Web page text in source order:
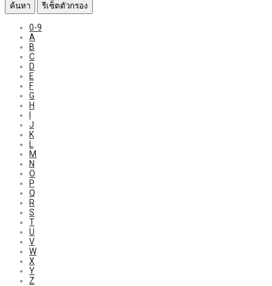
ค้นหา รีเซ็ตตัวกรอง
0-9
A
B
C
D
E
F
G
H
J
K
L
M
N
O
P
Q
R
S
T
U
V
W
X
Y
Z